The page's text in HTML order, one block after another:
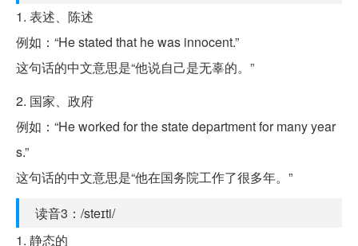
1. 表述、陈述
例如：“He stated that he was innocent.”
这句话的中文意思是“他说自己是无辜的。”
2. 国家、政府
例如：“He worked for the state department for many year
s.”
这句话的中文意思是“他在国务院工作了很多年。”
读音3：/steɪti/
1. 静态的